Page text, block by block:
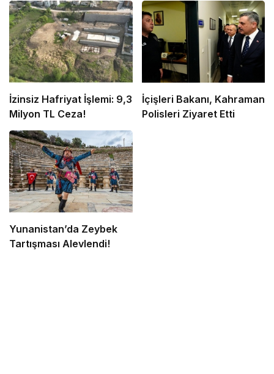
İzinsiz Hafriyat İşlemi: 9,3
Milyon TL Ceza!
İçişleri Bakanı, Kahraman
Polisleri Ziyaret Etti
Yunanistan’da Zeybek
Tartışması Alevlendi!